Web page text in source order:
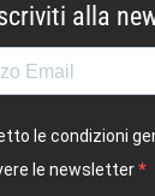
alla
le condizioni
le newsletter